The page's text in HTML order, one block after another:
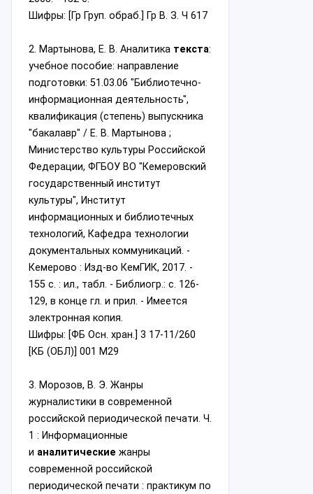
Шифры: [Гр Груп. обраб.] Гр В. З. Ч 617
2. Мартынова, Е. В. Аналитика текста:
учебное пособие: направление
подготовки: 51.03.06 "Библиотечно-
информационная деятельность",
квалификация (степень) выпускника
"бакалавр" / Е. В. Мартынова ;
Министерство культуры Российской
Федерации, ФГБОУ ВО "Кемеровский
государственный институт
культуры", Институт
информационных и библиотечных
технологий, Кафедра технологии
документальных коммуникаций. -
Кемерово : Изд-во КемГИК, 2017. -
155 с. : ил., табл. - Библиогр.: с. 126-
129, в конце гл. и прил. - Имеется
электронная копия.
Шифры: [ФБ Осн. хран.] 3 17-11/260
[КБ (ОБЛ)] 001 М29
3. Морозов, В. Э. Жанры
журналистики в современной
российской периодической печати. Ч.
1 : Информационные
и аналитические жанры
современной российской
периодической печати : практикум по